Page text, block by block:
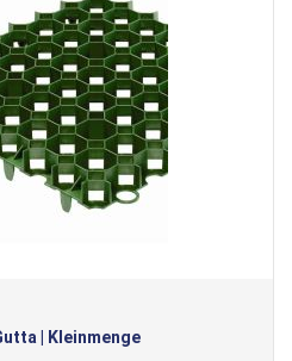
| Kleinmenge